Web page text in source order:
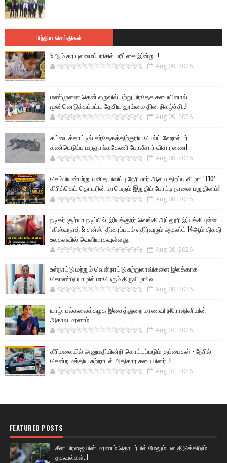
பிந்திய செய்திகள்
5ஆம் தர புலமைப்பரிசில் பரீட்சை இன்று..!
🐅🐅🐅🐅🐅🐅🐆🐆🐆🐆🐆🐆🐆🐆 Aug 09, 2026
மண்முனை தென் எருவில் பற்று பிரதேச சபையினால்
முன்னெடுக்கப்பட்ட தேசிய தூய்மை தின நிகழ்ச்சி..!
🐅🐅🐅🐅🐅🐅🐆🐆🐆🐆🐆🐆🐆🐆 Aug 09, 2026
கட்டைக்காட்டில் சந்தேகத்திற்குரிய பெல்ட் ஹோல்டர்
கண்டெடுப்பு மருதாங்ககேணி போலீசார் விசாரணை!
🐅🐅🐅🐅🐅🐅🐆🐆🐆🐆🐆🐆🐆🐆 Aug 08, 2026
செம்பியன்பற்று புனித பிலிப்பு நேரியார் ஆலய திறப்பு விழா: ‘T10’
கிரிக்கெட் தொடரின் மாபெரும் இறுதிப் போட்டி நாளை மறுதினம்!
🐅🐅🐅🐅🐅🐅🐆🐆🐆🐆🐆🐆🐆🐆 Aug 08, 2026
நடிகர் சூர்யா நடிப்பில், இயக்குநர் வெங்கி அட்லூரி இயக்கியுள்ள
‘விஸ்வநாத் & சன்ஸ்’ திரைப்படம் எதிர்வரும் ஆகஸ்ட் 14ஆம் திகதி
உலகளவில் வெளியாகவுள்ளது.
🐅🐅🐅🐅🐅🐅🐆🐆🐆🐆🐆🐆🐆🐆 Aug 08, 2026
உள்நாட்டு மற்றும் வெளிநாட்டு சுற்றுலாவிகளை இலக்காக
கொண்டு யாழில் மாபெரும் திருவிழா! வ
🐅🐅🐅🐅🐅🐅🐆🐆🐆🐆🐆🐆🐆🐆 Aug 08, 2026
யாழ். பல்கலைக்கழக இசைத்துறை மாணவி நிரோஷினியின்
அகால மரணம்
🐅🐅🐅🐅🐅🐅🐆🐆🐆🐆🐆🐆🐆🐆 Aug 07, 2026
கீரிமலையில் அனுமதியின்றி கொட்டப்படும் குப்பைகள் - நேரில்
சென்ற மத்திய சுற்றாடல் அதிகார சபையினர்..!
🐅🐅🐅🐅🐅🐅🐆🐆🐆🐆🐆🐆🐆🐆 Aug 07, 2026
FEATURED POSTS
சீன பிரஜையின் மரணம் தொடர்பில் மேலும் பல திடுக்கிடும்
தகவல்கள்..!